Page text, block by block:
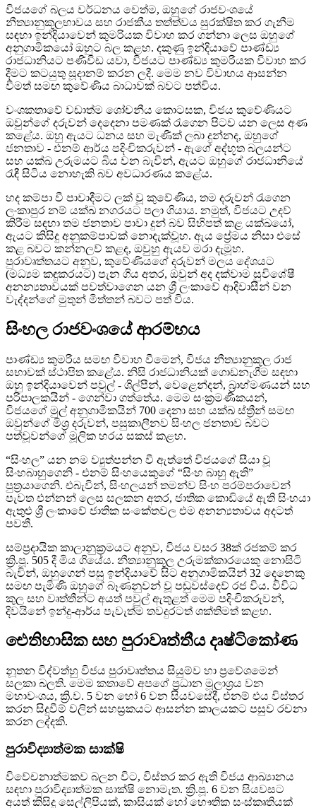
විජයගේ බලය වර්ධනය වෙත්ම, ඔහුගේ රාජවංශයේ
නීත්‍යානුකූලභාවය සහ රාජකීය තත්ත්වය සුරක්ෂිත කර ගැනීම
සඳහා ඉන්දියාවෙන් කුමරියක විවාහ කර ගන්නා ලෙස ඔහුගේ
අනුගාමිකයෝ ඔහුට බල කළහ. දකුණු ඉන්දියාවේ පාණ්ඩ්‍ය
රාජධානියට පණිවිඩ යවා, විජයට පාණ්ඩ්‍ය කුමරියක විවාහ කර
දීමට කටයුතු සූදානම් කරන ලදී. මෙම නව විවාහය ආසන්න
වීමත් සමඟ කුවේණිය බාධාවක් බවට පත්විය.
වංශකතාවේ වඩාත්ම ශෝචනීය කොටසක, විජය කුවේණියට
ඔවුන්ගේ දරුවන් දෙදෙනා පමණක් රැගෙන පිටව යන ලෙස අණ
කළේය. ඔහු ඇයට ධනය සහ මැණික් ලබා දුන්නද, ඔහුගේ
ජනතාව - එනම් ආර්ය පදිංචිකරුවන් - ඇගේ අද්භූත බලයන්ට
සහ යක්ඛ උරුමයට බිය වන බැවින්, ඇයට ඔහුගේ රාජධානියේ
රැඳී සිටිය නොහැකි බව අවධාරණය කළේය.
හද කම්පා වී පාවාදීමට ලක් වූ කුවේණිය, තම දරුවන් රැගෙන
ලංකාපුර නම් යක්ඛ නගරයට පලා ගියාය. නමුත්, විජයට උදව්
කිරීම සඳහා තම ජනතාව පාවා දුන් බව සිහිපත් කළ යක්ඛයෝ,
ඇයට කිසිදු අනුකම්පාවක් නොදැක්වූහ. ඇය ප්‍රේමය නිසා එසේ
කළ බවට කන්නලව් කළද, ඔවුහු ඇයව මරා දැමූහ.
පුරාවෘත්තයට අනුව, කුවේණියගේ දරුවන් මලය දේශයට
(මධ්‍යම කඳුකරයට) පැන ගිය අතර, ඔවුන් අද දක්වාම සුවිශේෂී
අනන්‍යතාවයක් පවත්වාගෙන යන ශ්‍රී ලංකාවේ ආදිවාසීන් වන
වැද්දන්ගේ මුතුන් මිත්තන් බවට පත් විය.
සිංහල රාජවංශයේ ආරම්භය
පාණ්ඩ්‍ය කුමරිය සමඟ විවාහ වීමෙන්, විජය නීත්‍යානුකූල රාජ
සභාවක් ස්ථාපිත කළේය. නිසි රාජධානියක් ගොඩනැගීම සඳහා
ඔහු ඉන්දියාවෙන් පවුල් - ශිල්පීන්, වෙළෙන්දන්, බ්‍රාහ්මණයන් සහ
පරිපාලකයින් - ගෙන්වා ගත්තේය. මෙම සංක්‍රමණිකයන්,
විජයගේ මුල් අනුගාමිකයින් 700 දෙනා සහ යක්ඛ ස්ත්‍රීන් සමඟ
ඔවුන්ගේ මිශ්‍ර දරුවන්, පසුකාලීනව සිංහල ජනතාව බවට
පත්වූවන්ගේ මූලික හරය සකස් කළහ.
“සිංහල” යන නම ව්‍යුත්පන්න වී ඇත්තේ විජයගේ සීයා වූ
සිංහබාහුගෙනි - එනම් සිංහයෙකුගේ “සිංහ බාහු ඇති”
පුත්‍රයාගෙනි. එබැවින්, සිංහලයන් තමන්ව සිංහ පරම්පරාවෙන්
පැවත එන්නන් ලෙස සලකන අතර, ජාතික කොඩියේ ඇති සිංහයා
ඇතුළු ශ්‍රී ලංකාවේ ජාතික සංකේතවල එම අනන්‍යතාවය අදටත්
පවතී.
සම්ප්‍රදායික කාලානුක්‍රමයට අනුව, විජය වසර 38ක් රජකම් කර
ක්‍රි.පූ. 505 දී මිය ගියේය. නීත්‍යානුකූල උරුමක්කාරයෙකු නොසිටි
බැවින්, ඔහුගෙන් පසු ඉන්දියාවේ සිට අනුගාමිකයින් 32 දෙනෙකු
සමඟ පැමිණි ඔහුගේ බෑණනුවන් වූ පඬුවස්දෙව් රජ විය. විවිධ
කුල සහ වෘත්තීන්ට අයත් පවුල් ඇතුළත් මෙම පදිංචිකරුවන්,
දිවයිනේ ඉන්දු-ආර්ය පැවැත්ම තවදුරටත් ශක්තිමත් කළහ.
ඓතිහාසික සහ පුරාවෘත්තීය දෘෂ්ටිකෝණ
නූතන විද්වත්හු විජය පුරාවෘත්තය සියුම්ව හා ප්‍රවේශමෙන්
සලකා බලති. මෙම කතාවේ අපගේ ප්‍රධාන මූලාශ්‍රය වන
මහාවංශය, ක්‍රි.ව. 5 වන හෝ 6 වන සියවසේදී, එනම් එය විස්තර
කරන සිදුවීම් වලින් සහස්‍රකයට ආසන්න කාලයකට පසුව රචනා
කරන ලද්දකි.
පුරාවිද්‍යාත්මක සාක්ෂි
විවේචනාත්මකව බලන විට, විස්තර කර ඇති විජය ආඛ්‍යානය
සඳහා පුරාවිද්‍යාත්මක සාක්ෂි නොමැත. ක්‍රි.පූ. 6 වන සියවසට
අයත් කිසිදු සෙල්ලිපියක්, කාසියක් හෝ භෞතික සංස්කෘතියක්